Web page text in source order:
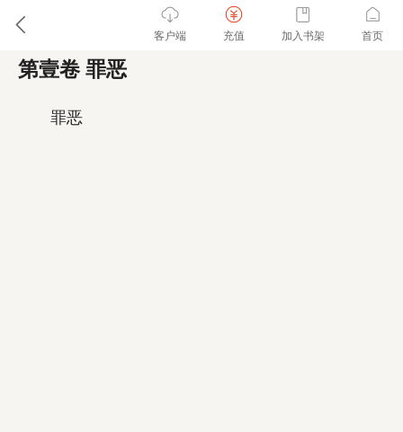
第壹卷 罪恶
罪恶
客户端 充值 加入书架 首页